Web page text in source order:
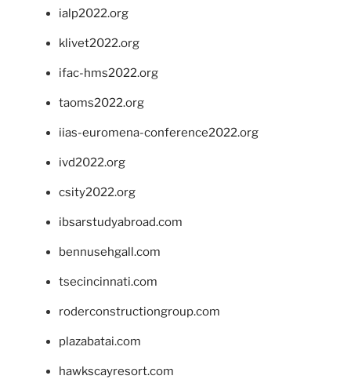
ialp2022.org
klivet2022.org
ifac-hms2022.org
taoms2022.org
iias-euromena-conference2022.org
ivd2022.org
csity2022.org
ibsarstudyabroad.com
bennusehgall.com
tsecincinnati.com
roderconstructiongroup.com
plazabatai.com
hawkscayresort.com